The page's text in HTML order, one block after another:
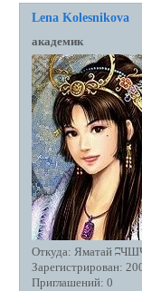
Lena Kolesnikova
академик
Откуда: Яматай
Зарегистрирован:
Приглашений: 0